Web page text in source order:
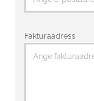
Fakturaadress